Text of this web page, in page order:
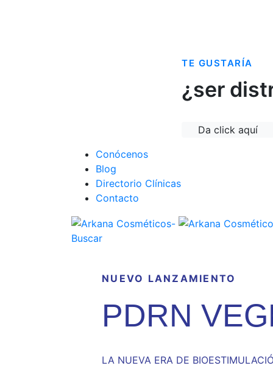
TE GUSTARÍA
¿ser
Da click aquí
Conócenos
Blog
Directorio Clínicas
Contacto
Buscar
NUEVO LANZAMIENTO
PDRN
LA NUEVA ERA DE